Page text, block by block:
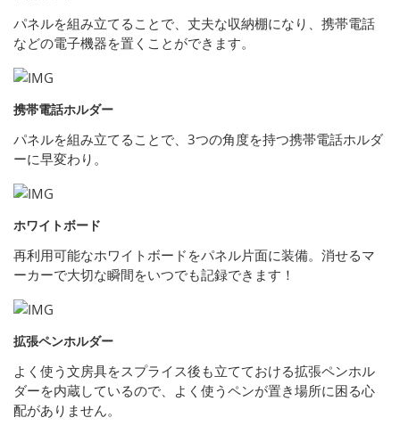
パネルを組み立てることで、丈夫な収納棚になり、携帯電話
などの電子機器を置くことができます。
携帯電話ホルダー
パネルを組み立てることで、3つの角度を持つ携帯電話ホルダ
ーに早変わり。
ホワイトボード
再利用可能なホワイトボードをパネル片面に装備。消せるマ
ーカーで大切な瞬間をいつでも記録できます！
拡張ペンホルダー
よく使う文房具をスプライス後も立てておける拡張ペンホル
ダーを内蔵しているので、よく使うペンが置き場所に困る心
配がありません。